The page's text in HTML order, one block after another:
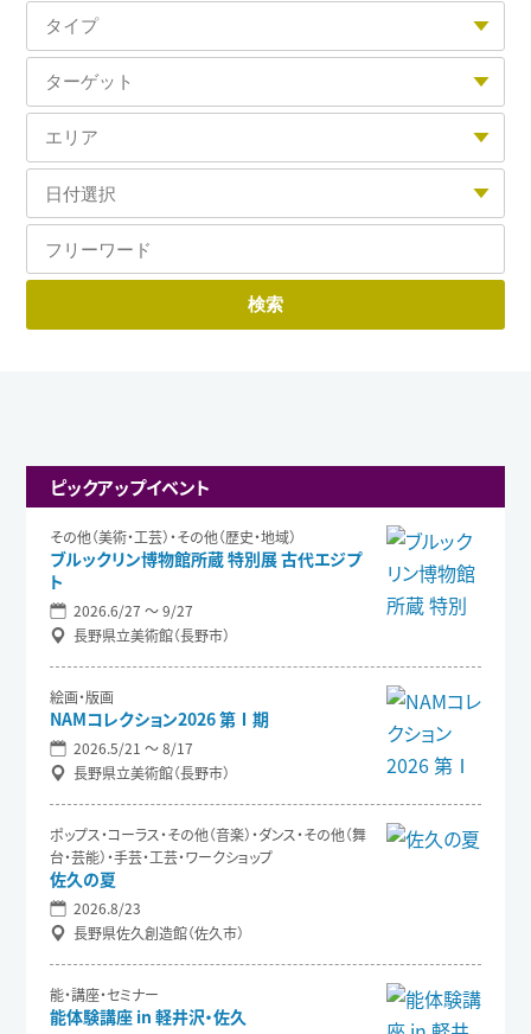
ピックアップイベント
その他（美術・工芸）・その他（歴史・地域）
ブルックリン博物館所蔵 特別展 古代エジプ
ト
2026.6/27 〜 9/27
長野県立美術館（長野市）
絵画・版画
NAMコレクション2026 第Ⅰ期
2026.5/21 〜 8/17
長野県立美術館（長野市）
ポップス・コーラス・その他（音楽）・ダンス・その他（舞
台・芸能）・手芸・工芸・ワークショップ
佐久の夏
2026.8/23
長野県佐久創造館（佐久市）
能・講座・セミナー
能体験講座 in 軽井沢・佐久